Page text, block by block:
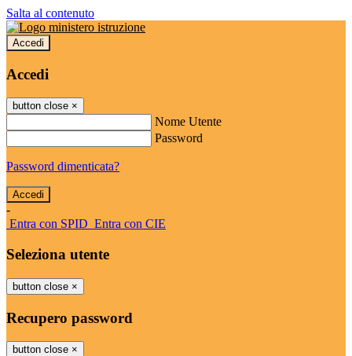
Salta al contenuto
Accedi
Accedi
button close ×
Nome Utente
Password
Password dimenticata?
-
Entra con SPID Entra con CIE
Seleziona utente
button close ×
Recupero password
button close ×